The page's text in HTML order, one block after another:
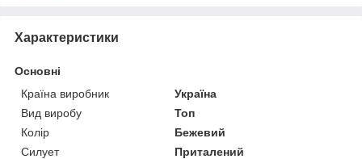
Характеристики
Основні
Країна виробник
Україна
Вид виробу
Топ
Колір
Бежевий
Силует
Приталений